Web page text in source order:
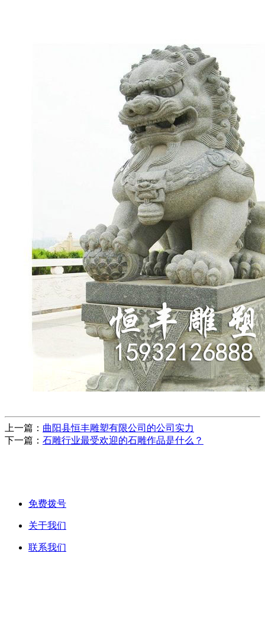
上一篇： 曲阳县恒丰雕塑有限公司的公司实力
下一篇： 石雕行业最受欢迎的石雕作品是什么？
免费拨号
关于我们
联系我们